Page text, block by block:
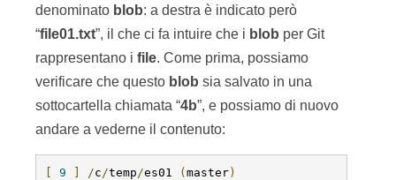
denominato blob: a destra è indicato però
“file01.txt”, il che ci fa intuire che i blob per Git
rappresentano i file. Come prima, possiamo
verificare che questo blob sia salvato in una
sottocartella chiamata “4b”, e possiamo di nuovo
andare a vederne il contenuto:
9 /c/temp/es01 ( master)